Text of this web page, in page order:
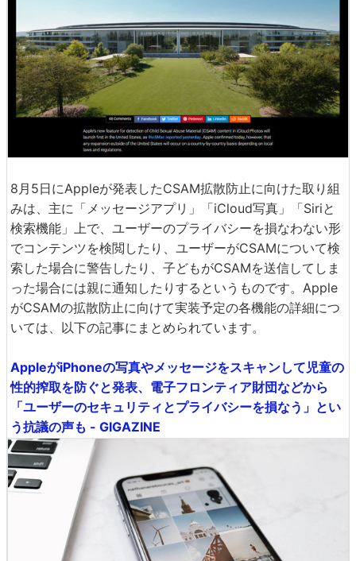
8月5日にAppleが発表したCSAM拡散防止に向けた取り組
みは、主に「メッセージアプリ」「iCloud写真」「Siriと
検索機能」上で、ユーザーのプライバシーを損なわない形
でコンテンツを検閲したり、ユーザーがCSAMについて検
索した場合に警告したり、子どもがCSAMを送信してしま
った場合には親に通知したりするというものです。Apple
がCSAMの拡散防止に向けて実装予定の各機能の詳細につ
いては、以下の記事にまとめられています。
AppleがiPhoneの写真やメッセージをスキャンして児童の
性的搾取を防ぐと発表、電子フロンティア財団などから
「ユーザーのセキュリティとプライバシーを損なう」とい
う抗議の声も - GIGAZINE